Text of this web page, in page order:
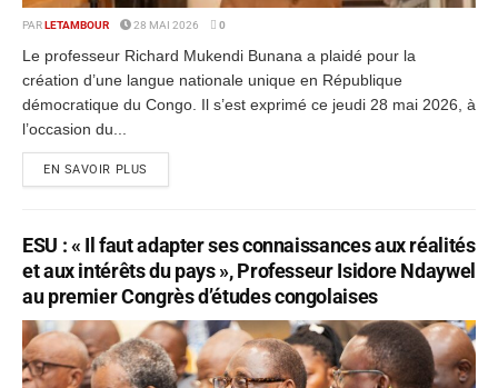
PAR LETAMBOUR 28 MAI 2026 0
Le professeur Richard Mukendi Bunana a plaidé pour la
création d’une langue nationale unique en République
démocratique du Congo. Il s’est exprimé ce jeudi 28 mai 2026, à
l’occasion du...
EN SAVOIR PLUS
ESU : « Il faut adapter ses connaissances aux réalités
et aux intérêts du pays », Professeur Isidore Ndaywel
au premier Congrès d’études congolaises